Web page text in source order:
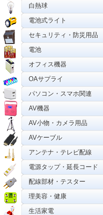
白熱球
電池式ライト
セキュリティ・防災用品
電池
オフィス機器
OAサプライ
パソコン・スマホ関連
AV機器
AV小物・カメラ用品
AVケーブル
アンテナ・テレビ配線
電源タップ・延長コード
配線部材・テスター
理美容・健康
生活家電